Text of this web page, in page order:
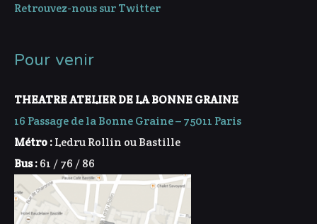
Retrouvez-nous sur Twitter
Pour venir
THEATRE ATELIER DE LA BONNE GRAINE
16 Passage de la Bonne Graine – 75011 Paris
Métro :Ledru Rollin ou Bastille
Bus :61 / 76 / 86